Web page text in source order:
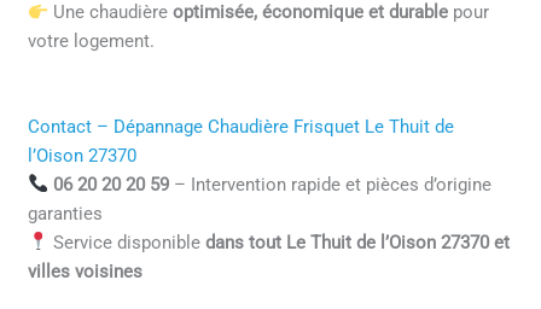
Une chaudière optimisée, économique et durablepour
votre logement.
Contact – Dépannage Chaudière Frisquet Le Thuit de
l’Oison 27370
06 20 20 20 59– Intervention rapide et pièces d’origine
garanties
Service disponible dans tout Le Thuit de l’Oison 27370 et
villes voisines